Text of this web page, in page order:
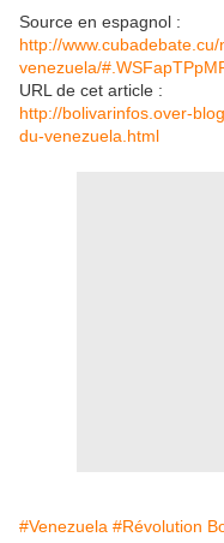
Source en espagnol :
http://
venezuela/
URL de cet article :
http://bolivarinfos.over-
du-venezuela.html
#Venezuela #Révolution